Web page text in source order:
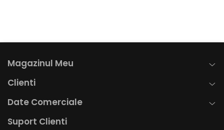
Magazinul Meu
Clienti
Date Comerciale
Suport Clienti